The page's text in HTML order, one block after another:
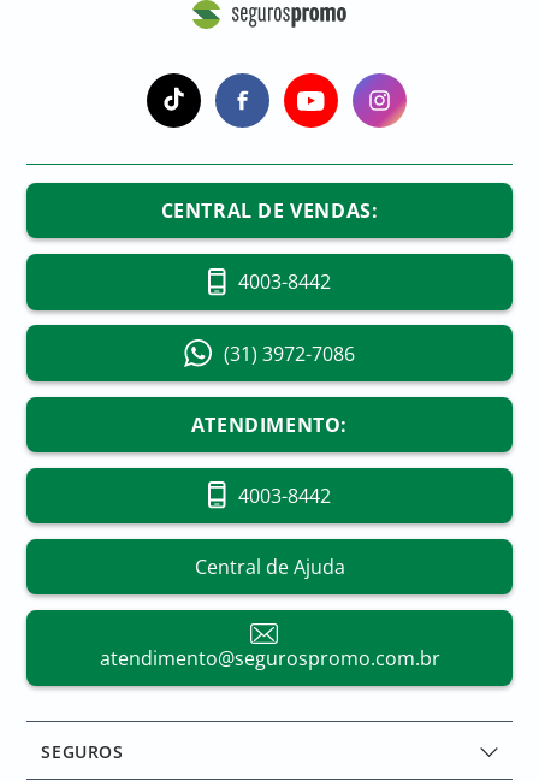
SEGUROS
CENTRAL DE VENDAS:
4003-8442
(31) 3972-7086
ATENDIMENTO:
4003-8442
Central de Ajuda
atendimento@segurospromo.com.br